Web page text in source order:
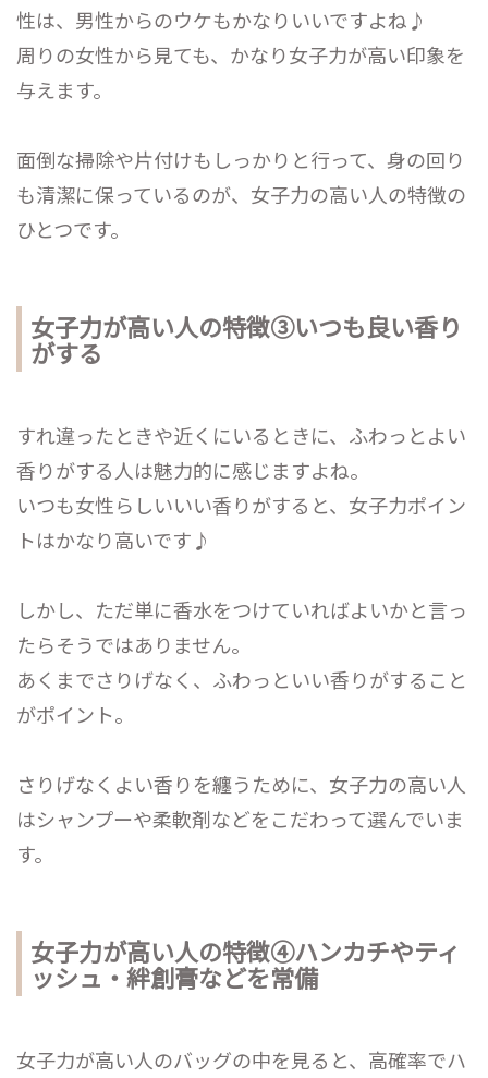
性は、男性からのウケもかなりいいですよね♪
周りの女性から見ても、かなり女子力が高い印象を
与えます。
面倒な掃除や片付けもしっかりと行って、身の回り
も清潔に保っているのが、女子力の高い人の特徴の
ひとつです。
女子力が高い人の特徴③いつも良い香り
がする
すれ違ったときや近くにいるときに、ふわっとよい
香りがする人は魅力的に感じますよね。
いつも女性らしいいい香りがすると、女子力ポイン
トはかなり高いです♪
しかし、ただ単に香水をつけていればよいかと言っ
たらそうではありません。
あくまでさりげなく、ふわっといい香りがすること
がポイント。
さりげなくよい香りを纏うために、女子力の高い人
はシャンプーや柔軟剤などをこだわって選んでいま
す。
女子力が高い人の特徴④ハンカチやティ
ッシュ・絆創膏などを常備
女子力が高い人のバッグの中を見ると、高確率でハ